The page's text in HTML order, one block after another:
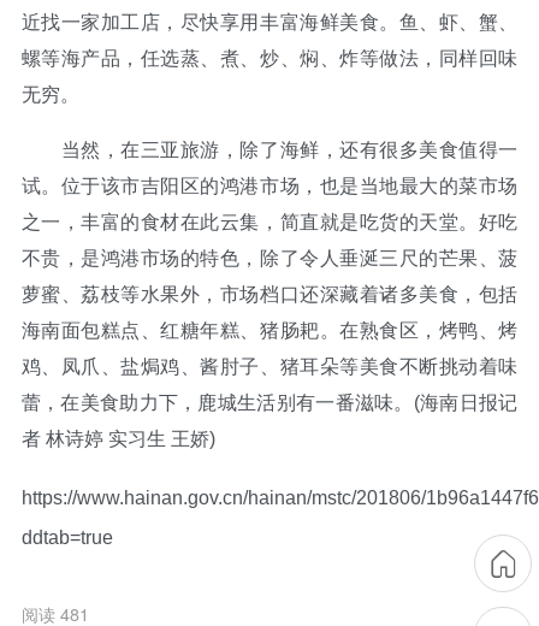
近找一家加工店，尽快享用丰富海鲜美食。鱼、虾、蟹、
螺等海产品，任选蒸、煮、炒、焖、炸等做法，同样回味
无穷。
当然，在三亚旅游，除了海鲜，还有很多美食值得一
试。位于该市吉阳区的鸿港市场，也是当地最大的菜市场
之一，丰富的食材在此云集，简直就是吃货的天堂。好吃
不贵，是鸿港市场的特色，除了令人垂涎三尺的芒果、菠
萝蜜、荔枝等水果外，市场档口还深藏着诸多美食，包括
海南面包糕点、红糖年糕、猪肠耙。在熟食区，烤鸭、烤
鸡、凤爪、盐焗鸡、酱肘子、猪耳朵等美食不断挑动着味
蕾，在美食助力下，鹿城生活别有一番滋味。(海南日报记
者 林诗婷 实习生 王娇)
https://www.hainan.gov.cn/hainan/mstc/201806/
ddtab=true
阅读 481